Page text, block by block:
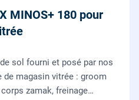
MINOS+ 180 pour
sol fourni et posé par nos
magasin vitrée : groom
zamak, freinage